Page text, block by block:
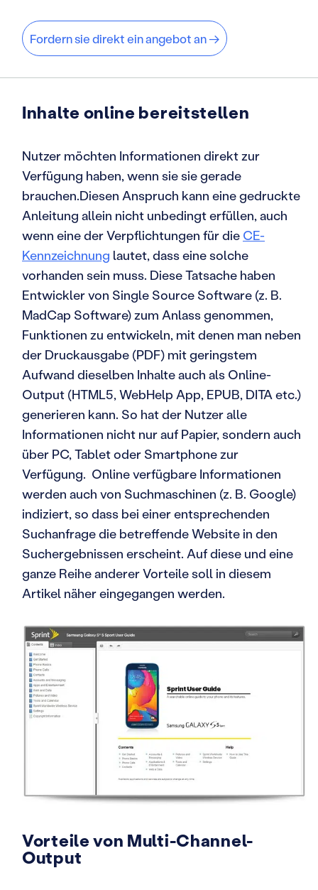
Fordern sie direkt ein angebot an →
Inhalte online bereitstellen
Nutzer möchten Informationen direkt zur
Verfügung haben, wenn sie sie gerade
brauchen.Diesen Anspruch kann eine gedruckte
Anleitung allein nicht unbedingt erfüllen, auch
wenn eine der Verpflichtungen für die CE-
Kennzeichnung lautet, dass eine solche
vorhanden sein muss. Diese Tatsache haben
Entwickler von Single Source Software (z. B.
MadCap Software) zum Anlass genommen,
Funktionen zu entwickeln, mit denen man neben
der Druckausgabe (PDF) mit geringstem
Aufwand dieselben Inhalte auch als Online-
Output (HTML5, WebHelp App, EPUB, DITA etc.)
generieren kann. So hat der Nutzer alle
Informationen nicht nur auf Papier, sondern auch
über PC, Tablet oder Smartphone zur
Verfügung. Online verfügbare Informationen
werden auch von Suchmaschinen (z. B. Google)
indiziert, so dass bei einer entsprechenden
Suchanfrage die betreffende Website in den
Suchergebnissen erscheint. Auf diese und eine
ganze Reihe anderer Vorteile soll in diesem
Artikel näher eingegangen werden.
Vorteile von Multi-Channel-
Output